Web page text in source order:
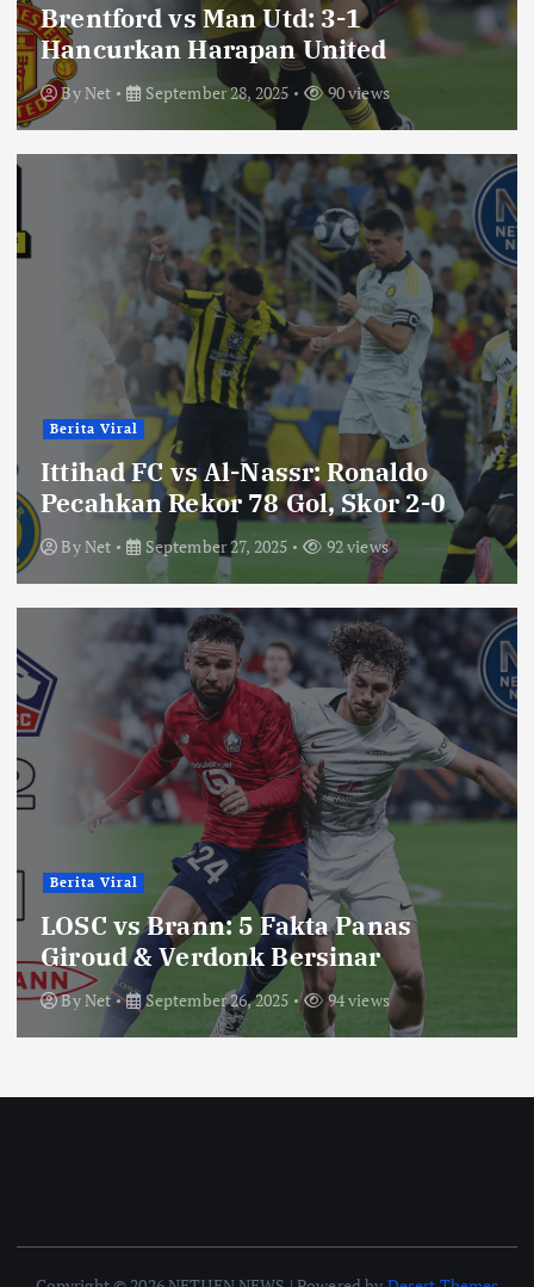
Brentford vs Man Utd: 3-1
Hancurkan Harapan United
ByNet September 28, 2025 90 views
Berita Viral
Ittihad FC vs Al-Nassr: Ronaldo
Pecahkan Rekor 78 Gol, Skor 2-0
ByNet September 27, 2025 92 views
Berita Viral
LOSC vs Brann: 5 Fakta Panas
Giroud & Verdonk Bersinar
ByNet September 26, 2025 94 views